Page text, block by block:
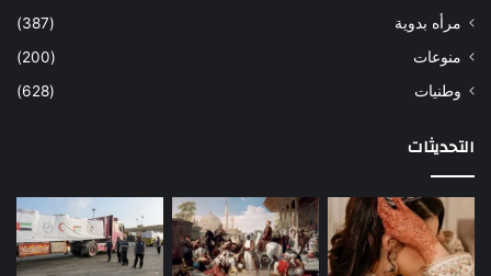
مرأه بدوية
(387)
منوعات
(200)
وطنيات
(628)
التحديثات